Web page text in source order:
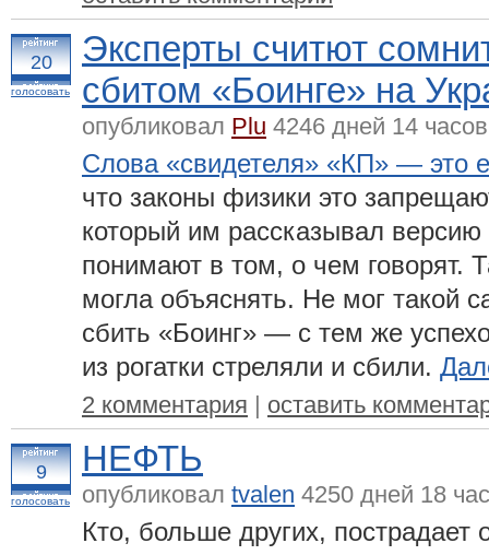
20
голосовать
Эксперты считют
сбитом «Боинге» на
опубликовал Plu 4246 дней 14
Слова «свидетеля» «КП» — это
что законы физики это
который им рассказывал версию
понимают в том, о чем говорят.
могла объяснять. Не мог такой
сбить «Боинг» — с тем же
из рогатки стреляли и сбили.
2 комментария | оставить
9
голосовать
НЕФТЬ
опубликовал tvalen 4250 дней 18
Кто, больше других, пострадает